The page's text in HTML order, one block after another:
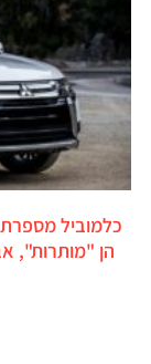
כלמוביל
הן "מותרות",